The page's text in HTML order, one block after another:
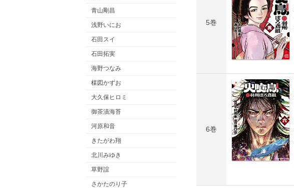
青山剛昌
浅野いにお
石田スイ
石田拓実
海野つなみ
楳図かずお
大久保ヒロミ
御茶漬海苔
河原和音
きたがわ翔
北川みゆき
草野誼
さかたのり子
5巻
6巻